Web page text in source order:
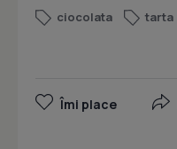
ciocolata
tarta
Îmi place